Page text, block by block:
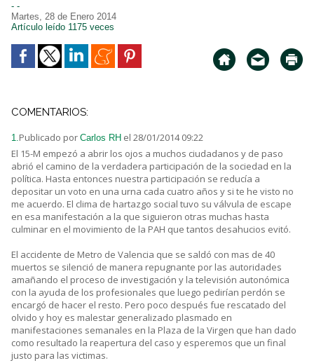
- -
Martes, 28 de Enero 2014
Artículo leído 1175 veces
COMENTARIOS:
1.Publicado por Carlos RH el 28/01/2014 09:22
El 15-M empezó a abrir los ojos a muchos ciudadanos y de paso
abrió el camino de la verdadera participación de la sociedad en la
política. Hasta entonces nuestra participación se reducía a
depositar un voto en una urna cada cuatro años y si te he visto no
me acuerdo. El clima de hartazgo social tuvo su válvula de escape
en esa manifestación a la que siguieron otras muchas hasta
culminar en el movimiento de la PAH que tantos desahucios evitó.
El accidente de Metro de Valencia que se saldó con mas de 40
muertos se silenció de manera repugnante por las autoridades
amañando el proceso de investigación y la televisión autonómica
con la ayuda de los profesionales que luego pedirían perdón se
encargó de hacer el resto. Pero poco después fue rescatado del
olvido y hoy es malestar generalizado plasmado en
manifestaciones semanales en la Plaza de la Virgen que han dado
como resultado la reapertura del caso y esperemos que un final
justo para las victimas.